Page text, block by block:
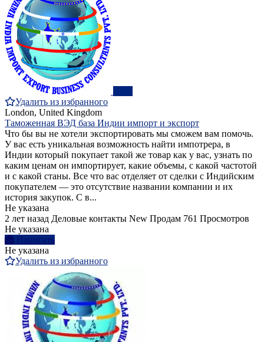
Удалить из избранного
London, United Kingdom
Таможенная ВЭД база Индии импорт и экспорт
Что бы вы не хотели экспортировать мы сможем вам помочь.
У вас есть уникальная возможность найти импотрера, в
Индии который покупает такой же товар как у вас, узнать по
каким ценам он импортирует, какие объемы, с какой частотой
и с какой станы. Все что вас отделяет от сделки с Индийским
покупателем — это отсутствие названии компании и их
история закупок. С в...
Не указана
2 лет назад Деловые контакты New Продам 761 Просмотров
Не указана
Написать
Не указана
Удалить из избранного